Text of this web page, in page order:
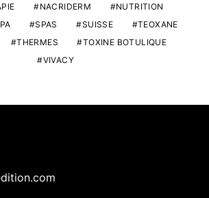
NACRIDERM
NUTRITION
SPAS SUISSE
TEOXANE
THERMES
TOXINE BOTULIQUE
VIVACY